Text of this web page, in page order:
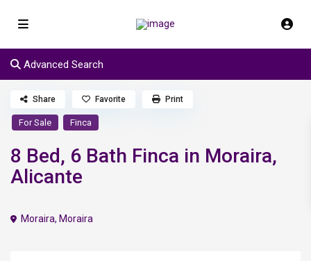
Advanced Search
For Sale Finca
8 Bed, 6 Bath Finca in Moraira,
Alicante
Moraira, Moraira
Share Favorite Print